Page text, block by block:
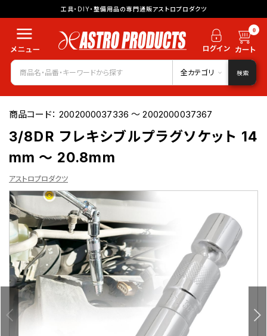
工具・DIY・整備用品の専門通販アストロプロダクツ
0
全カテゴリ 検索
商品コード：2002000037336 ～ 2002000037367
3/8DR フレキシブルプラグソケット 14
mm ～ 20.8mm
アストロプロダクツ